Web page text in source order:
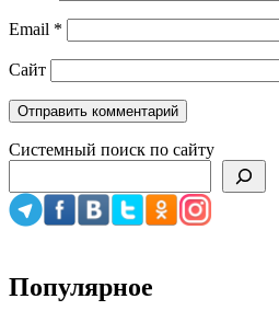
Email *
Сайт
Системный поиск по сайту
Популярное